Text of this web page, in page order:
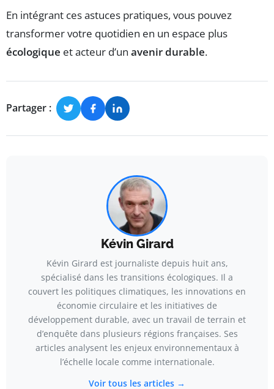
En intégrant ces astuces pratiques, vous pouvez
transformer votre quotidien en un espace plus
écologique et acteur d’un avenir durable.
Partager :
Kévin Girard
Kévin Girard est journaliste depuis huit ans,
spécialisé dans les transitions écologiques. Il a
couvert les politiques climatiques, les innovations en
économie circulaire et les initiatives de
développement durable, avec un travail de terrain et
d’enquête dans plusieurs régions françaises. Ses
articles analysent les enjeux environnementaux à
l’échelle locale comme internationale.
Voir tous les articles →